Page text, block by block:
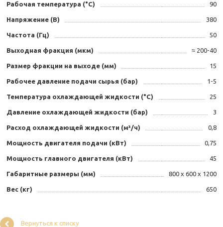
Рабочая температура (°С) 90
Напряжение (В) 380
Частота (Гц) 50
Выходная фракция (мкм) ≈ 200-40
Размер фракции на выходе (мм) 15
Рабочее давление подачи сырья (бар) 1-5
Температура охлаждающей жидкости (°С) 25
Давление охлаждающей жидкости (бар) 3
Расход охлаждающей жидкости (м³/ч) 0,8
Мощность двигателя подачи (кВт) 0,75
Мощность главного двигателя (кВт) 45
Габаритные размеры (мм) 800 х 600 х 1200
Вес (кг) 650
Вернуться к списку